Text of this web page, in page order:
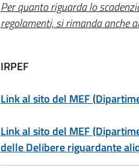
Per quanto riguarda lo
regolamenti, si rimanda anche
IRPEF
Link al sito del MEF
Link al sito del MEF
delle Delibere riguardante